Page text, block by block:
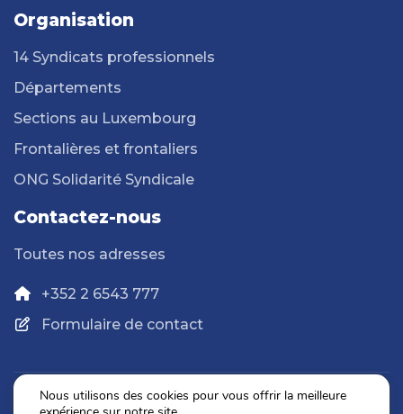
Organisation
14 Syndicats professionnels
Départements
Sections au Luxembourg
Frontalières et frontaliers
ONG Solidarité Syndicale
Contactez-nous
Toutes nos adresses
+352 2 6543 777
Formulaire de contact
Nous utilisons des cookies pour vous offrir la meilleure